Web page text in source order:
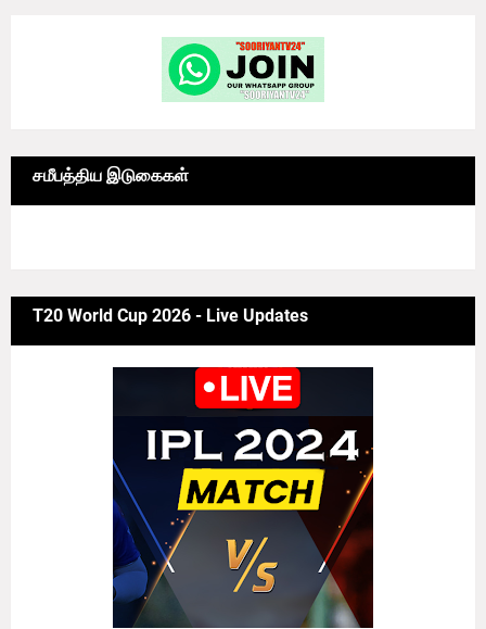
சமீபத்திய இடுகைகள்
T20 World Cup 2026 - Live Updates